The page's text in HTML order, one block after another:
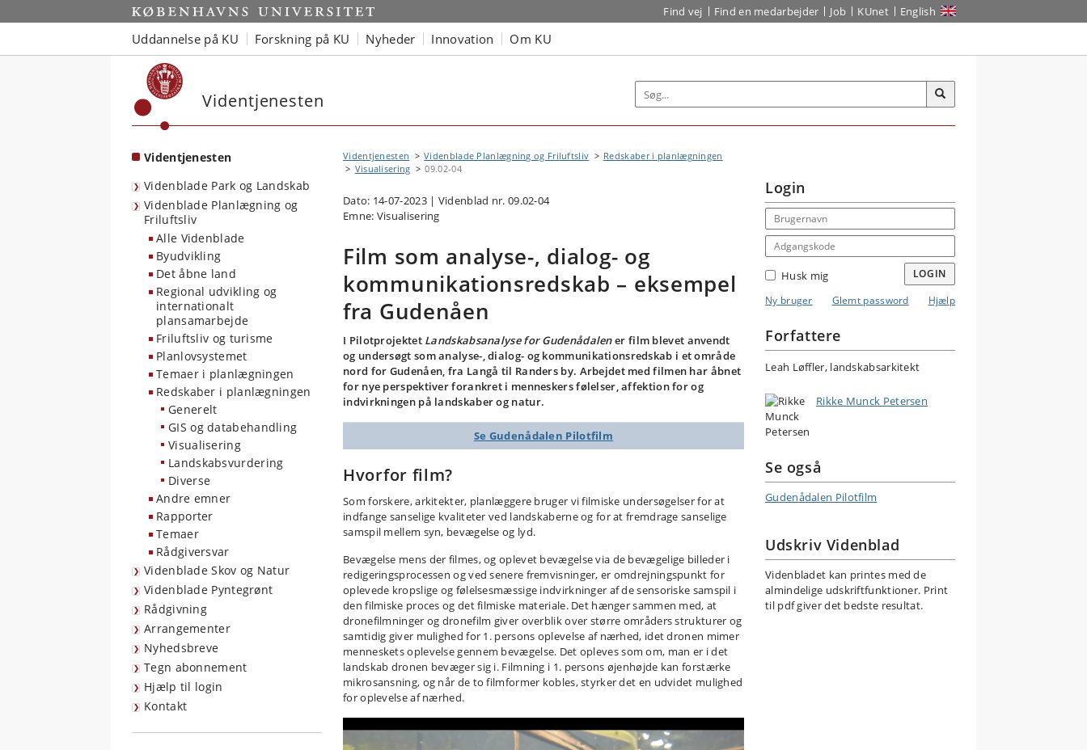
Start Find vej Find en medarbejder Job KUnet English
Uddannelse på KU Forskning på KU Nyheder Innovation Om KU
Videntjenesten
Videntjenesten
Videnblade Park og Landskab
Videnblade Planlægning og
Friluftsliv
Alle Videnblade
Byudvikling
Det åbne land
Regional udvikling og
internationalt
plansamarbejde
Friluftsliv og turisme
Planlovsystemet
Temaer i planlægningen
Redskaber i planlægningen
Generelt
GIS og databehandling
Visualisering
Landskabsvurdering
Diverse
Andre emner
Rapporter
Temaer
Rådgiversvar
Videnblade Skov og Natur
Videnblade Pyntegrønt
Rådgivning
Arrangementer
Nyhedsbreve
Tegn abonnement
Hjælp til login
Kontakt
Videntjenesten Videnblade Planlægning og Friluftsliv
Redskaber i planlægningen
Visualisering
09.02-04
Dato: 14-07-2023 | Videnblad nr. 09.02-04
Emne: Visualisering
Film som analyse-, dialog- og
kommunikationsredskab – eksempel
fra Gudenåen
I Pilotprojektet Landskabsanalyse for Gudenådalener film blevet anvendt
og undersøgt som analyse-, dialog- og kommunikationsredskab i et område
nord for Gudenåen, fra Langå til Randers by. Arbejdet med filmen har åbnet
for nye perspektiver forankret i menneskers følelser, affektion for og
indvirkningen på landskaber og natur.
Se Gudenådalen Pilotfilm
Hvorfor film?
Som forskere, arkitekter, planlæggere bruger vi filmiske undersøgelser for at
indfange sanselige kvaliteter ved landskaberne og for at fremdrage sanselige
samspil mellem syn, bevægelse og lyd.
Bevægelse mens der filmes, og oplevet bevægelse via de bevægelige billeder i
redigeringsprocessen og ved senere fremvisninger, er omdrejningspunkt for
oplevede kropslige og følelsesmæssige indvirkninger af de sensoriske samspil i
den filmiske proces og det filmiske materiale. Det hænger sammen med, at
dronefilmninger og dronefilm giver overblik over større områders strukturer og
samtidig giver mulighed for 1. persons oplevelse af nærhed, idet dronen mimer
menneskets oplevelse gennem bevægelse. Det opleves som om, man er i det
landskab dronen bevæger sig i. Filmning i 1. persons øjenhøjde kan forstærke
mikrosansning, og når de to filmformer kobles, styrker det en udvidet mulighed
for oplevelse af nærhed.
Login
Email address
Adgangskode
Husk mig
LOGIN
Ny bruger
Glemt password Hjælp
Forfattere
Leah Løffler, landskabsarkitekt
Rikke Munck Petersen
Se også
Gudenådalen Pilotfilm
Udskriv Videnblad
Videnbladet kan printes med de
almindelige udskriftfunktioner. Print
til pdf giver det bedste resultat.